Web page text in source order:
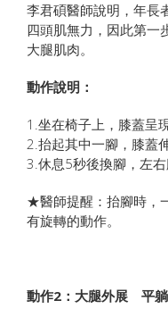
李君碩醫師說明，年長
四頭肌無力，因此第一
大腿肌肉。
動作說明：
1.坐在椅子上，膝蓋呈
2.抬起其中一腳，膝蓋
3.休息5秒後換腳，左右
★醫師提醒：抬腳時，
有旋轉的動作。
動作2：大腿外展 平